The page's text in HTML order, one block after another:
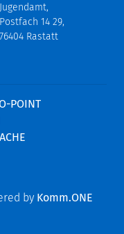
Jugendamt,
Postfach 14 29,
76404 Rastatt
POINT
by Komm.ONE